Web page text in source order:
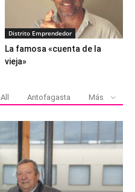
Distrito Emprendedor
La famosa «cuenta de la
vieja»
All Antofagasta Más